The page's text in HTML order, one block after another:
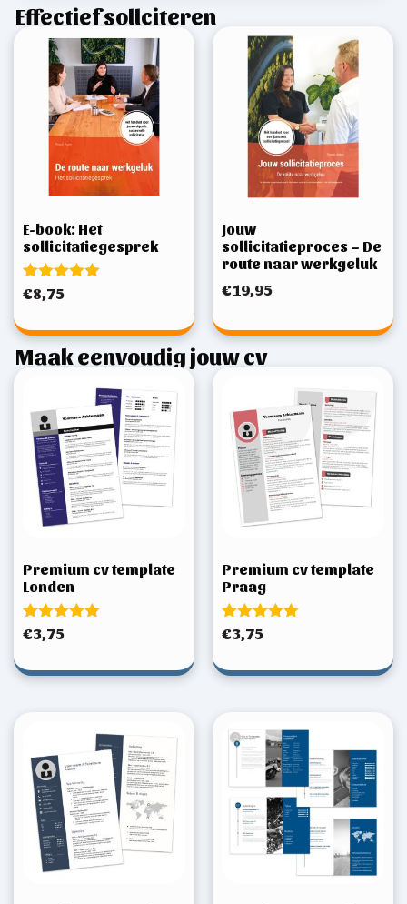
Effectief sollciteren
E-book: Het
sollicitatiegesprek
Gewaardeerd
5.00
€8,75
Jouw
sollicitatieproces – De
route naar werkgeluk
€19,95
Maak eenvoudig jouw cv
Premium cv template
Londen
Gewaardeerd
5.00
€3,75
Premium cv template
Praag
Gewaardeerd
5.00
€3,75